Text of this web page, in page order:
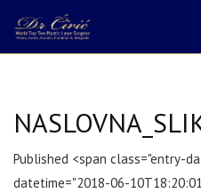
Published <span class="entry-
datetime="2018-06-